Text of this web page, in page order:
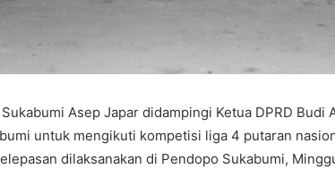
Asep Japar didampingi Ketua DPRD Budi
untuk mengikuti kompetisi liga 4 putaran
dilaksanakan di Pendopo Sukabumi,